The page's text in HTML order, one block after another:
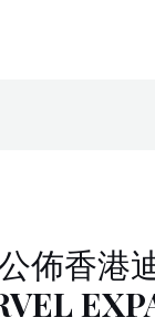
佈香港